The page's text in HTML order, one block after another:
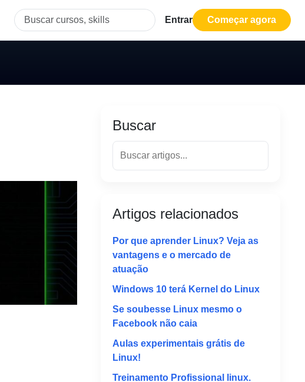
Entrar Começar agora
Buscar
Artigos relacionados
Por que aprender Linux? Veja as
vantagens e o mercado de
atuação
Windows 10 terá Kernel do Linux
Se soubesse Linux mesmo o
Facebook não caia
Aulas experimentais grátis de
Linux!
Treinamento Profissional linux.